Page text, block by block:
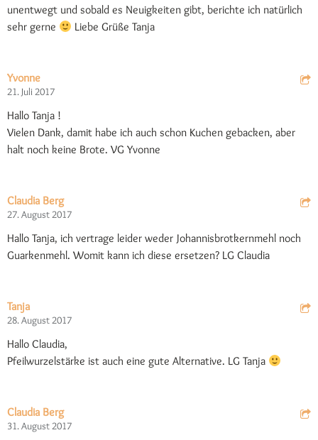
unentwegt und sobald es Neuigkeiten gibt, berichte ich natürlich
sehr gerne
Liebe Grüße Tanja
Yvonne
21. Juli 2017
Hallo Tanja !
Vielen Dank, damit habe ich auch schon Kuchen gebacken, aber
halt noch keine Brote. VG Yvonne
Claudia Berg
27. August 2017
Hallo Tanja, ich vertrage leider weder Johannisbrotkernmehl noch
Guarkenmehl. Womit kann ich diese ersetzen? LG Claudia
Tanja
28. August 2017
Hallo Claudia,
Pfeilwurzelstärke ist auch eine gute Alternative. LG Tanja
Claudia Berg
31. August 2017